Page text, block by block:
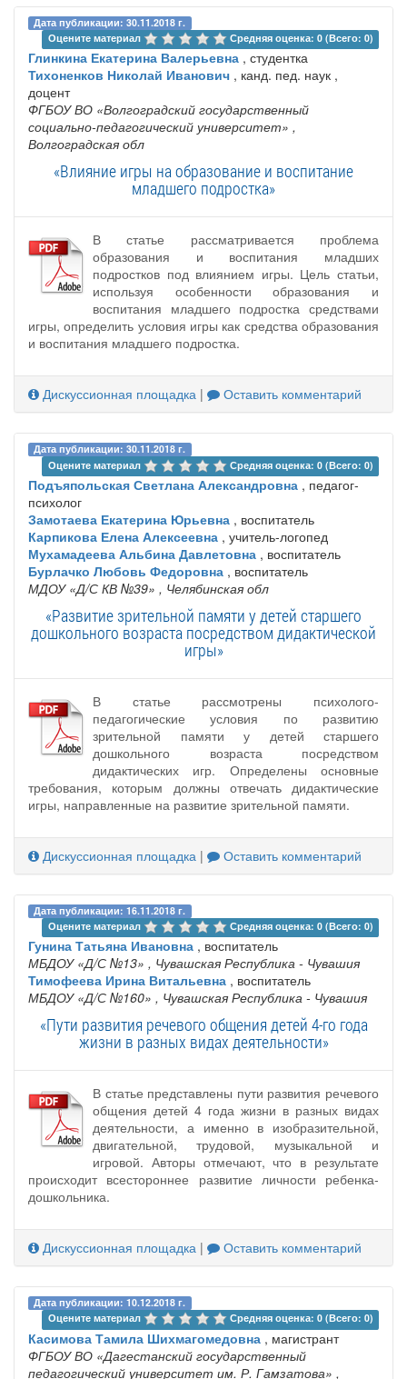
Дата публикации: 30.11.2018 г.
Оцените материал
Средняя оценка: 0 (Всего: 0)
Глинкина Екатерина Валерьевна , студентка
Тихоненков Николай Иванович , канд. пед. наук ,
доцент
ФГБОУ ВО «Волгоградский государственный
социально-педагогический университет» ,
Волгоградская обл
«Влияние игры на образование и воспитание
младшего подростка»
В статье рассматривается проблема
образования и воспитания младших
подростков под влиянием игры. Цель статьи,
используя особенности образования и
воспитания младшего подростка средствами
игры, определить условия игры как средства образования
и воспитания младшего подростка.
Дискуссионная площадка | Оставить комментарий
Дата публикации: 30.11.2018 г.
Оцените материал
Средняя оценка: 0 (Всего: 0)
Подъяпольская Светлана Александровна , педагог-
психолог
Замотаева Екатерина Юрьевна , воспитатель
Карпикова Елена Алексеевна , учитель-логопед
Мухамадеева Альбина Давлетовна , воспитатель
Бурлачко Любовь Федоровна , воспитатель
МДОУ «Д/С КВ №39» , Челябинская обл
«Развитие зрительной памяти у детей старшего
дошкольного возраста посредством дидактической
игры»
В статье рассмотрены психолого-
педагогические условия по развитию
зрительной памяти у детей старшего
дошкольного возраста посредством
дидактических игр. Определены основные
требования, которым должны отвечать дидактические
игры, направленные на развитие зрительной памяти.
Дискуссионная площадка | Оставить комментарий
Дата публикации: 16.11.2018 г.
Оцените материал
Средняя оценка: 0 (Всего: 0)
Гунина Татьяна Ивановна , воспитатель
МБДОУ «Д/С №13» , Чувашская Республика - Чувашия
Тимофеева Ирина Витальевна , воспитатель
МБДОУ «Д/С №160» , Чувашская Республика - Чувашия
«Пути развития речевого общения детей 4-го года
жизни в разных видах деятельности»
В статье представлены пути развития речевого
общения детей 4 года жизни в разных видах
деятельности, а именно в изобразительной,
двигательной, трудовой, музыкальной и
игровой. Авторы отмечают, что в результате
происходит всестороннее развитие личности ребенка-
дошкольника.
Дискуссионная площадка | Оставить комментарий
Дата публикации: 10.12.2018 г.
Оцените материал
Средняя оценка: 0 (Всего: 0)
Касимова Тамила Шихмагомедовна , магистрант
ФГБОУ ВО «Дагестанский государственный
педагогический университет им. Р. Гамзатова» ,